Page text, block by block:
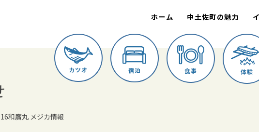
ホーム 中土佐町の魅力
カツオ 宿泊 食事 体験
和廣丸 メジカ情報